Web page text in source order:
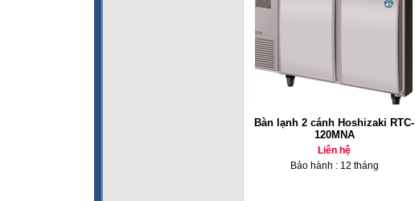
Bàn lạnh 2 cánh Hoshizaki RTC-
120MNA
Liên hệ
Bảo hành : 12 tháng